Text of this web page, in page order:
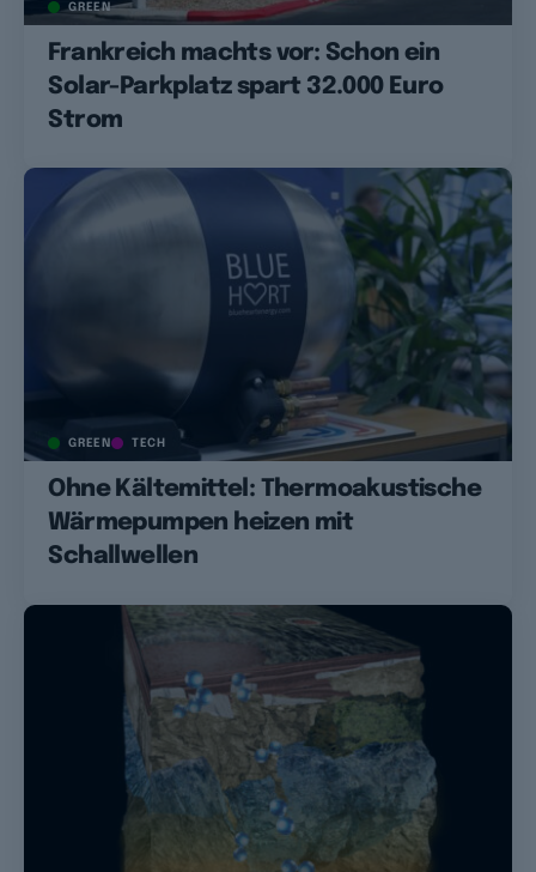
GREEN
Frankreich machts vor: Schon ein
Solar-Parkplatz spart 32.000 Euro
Strom
GREEN TECH
Ohne Kältemittel: Thermoakustische
Wärmepumpen heizen mit
Schallwellen